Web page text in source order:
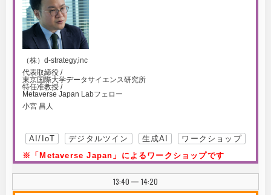
（株）d-strategy,inc
代表取締役 /
東京国際大学データサイエンス研究所
特任准教授 /
Metaverse Japan Labフェロー
小宮 昌人
AI/IoT デジタルツイン 生成AI
ワークショップ
※「Metaverse Japan」によるワークショップです
13:40 | 14:20